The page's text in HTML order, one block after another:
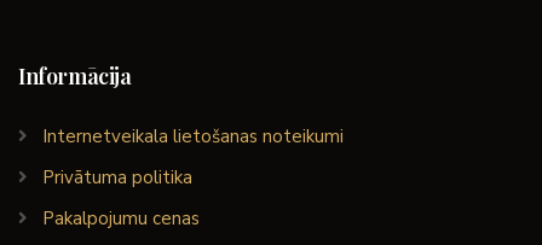
Informācija
Internetveikala lietošanas noteikumi
Privātuma politika
Pakalpojumu cenas